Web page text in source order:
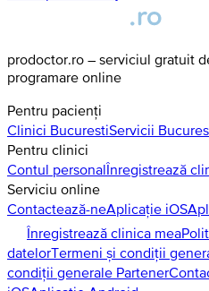
prodoctor.ro – serviciul gratuit
programare online
Pentru pacienți
Clinici BucurestiServicii
Pentru clinici
Contul personalÎnregistrează
Serviciu online
Contactează-neAplicație iOS
Înregistrează clinica mea
datelorTermeni și condiții
condiții generale Partener